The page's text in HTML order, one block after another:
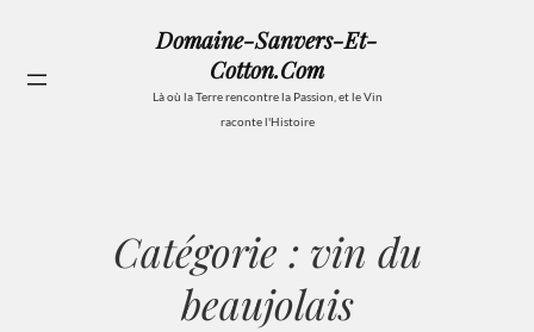
contenu
Domaine-Sanvers-Et-
Cotton.com
Là où la Terre rencontre la Passion, et le Vin
raconte l'Histoire
Catégorie : vin du
beaujolais